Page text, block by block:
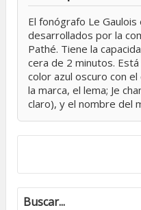
El fonógrafo Le
desarrollados por la
Pathé. Tiene la
cera de 2 minutos.
color azul oscuro con
la marca, el lema; Je
claro), y el nombre del
Buscar...